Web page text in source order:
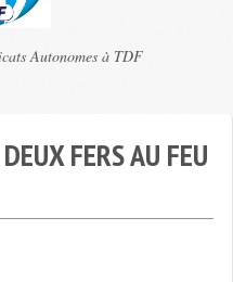
Autonomes à TDF
FERS AU FEU